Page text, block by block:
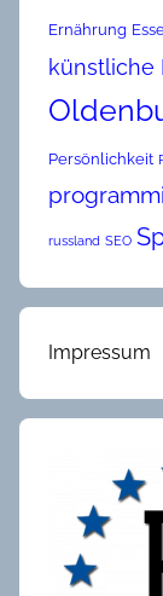
Ernährung
künstliche
Persönlichkeit
russland SEO
Impressum